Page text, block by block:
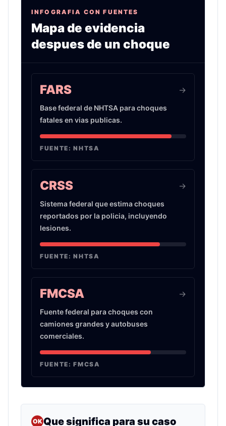
INFOGRAFIA CON FUENTES
Mapa de evidencia
despues de un choque
FARS
Base federal de NHTSA para choques
fatales en vias publicas.
->
FUENTE:NHTSA
CRSS
Sistema federal que estima choques
reportados por la policia, incluyendo
lesiones.
->
FUENTE:NHTSA
FMCSA
Fuente federal para choques con
camiones grandes y autobuses
comerciales.
->
FUENTE:FMCSA
OKQue significa para su caso